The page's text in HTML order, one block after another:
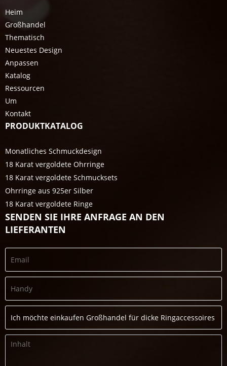
Heim
Großhandel
Thematisch
Neuestes Design
Anpassen
Katalog
Ressourcen
Um
Kontakt
PRODUKTKATALOG
Monatliches Schmuckdesign
18 Karat vergoldete Ohrringe
18 Karat vergoldete Schmucksets
Ohrringe aus 925er Silber
18 Karat vergoldete Ringe
SENDEN SIE IHRE ANFRAGE AN DEN
LIEFERANTEN